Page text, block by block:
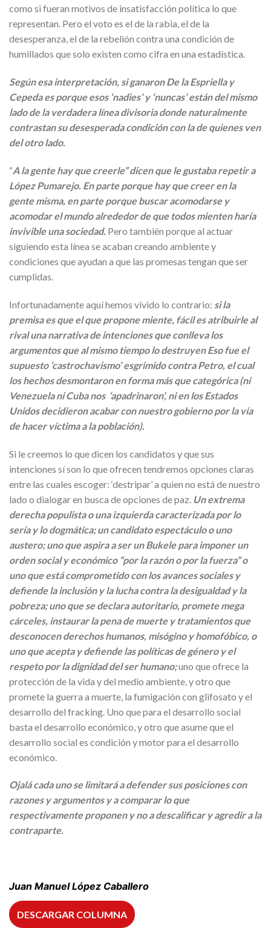
como si fueran motivos de insatisfacción política lo que
representan. Pero el voto es el de la rabia, el de la
desesperanza, el de la rebelión contra una condición de
humillados que solo existen como cifra en una estadística.
Según esa interpretación, si ganaron De la Espriella y
Cepeda es porque esos ‘nadies’ y ‘nuncas’ están del mismo
lado de la verdadera línea divisoria donde naturalmente
contrastan su desesperada condición con la de quienes ven
del otro lado.
“A la gente hay que creerle” dicen que le gustaba repetir a
López Pumarejo. En parte porque hay que creer en la
gente misma, en parte porque buscar acomodarse y
acomodar el mundo alrededor de que todos mienten haría
invivible una sociedad. Pero también porque al actuar
siguiendo esta línea se acaban creando ambiente y
condiciones que ayudan a que las promesas tengan que ser
cumplidas.
Infortunadamente aquí hemos vivido lo contrario: si la
premisa es que el que propone miente, fácil es atribuirle al
rival una narrativa de intenciones que conlleva los
argumentos que al mismo tiempo lo destruyen Eso fue el
supuesto ‘castrochavismo’ esgrimido contra Petro, el cual
los hechos desmontaron en forma más que categórica (ni
Venezuela ni Cuba nos ‘apadrinaron’, ni en los Estados
Unidos decidieron acabar con nuestro gobierno por la vía
de hacer víctima a la población).
Si le creemos lo que dicen los candidatos y que sus
intenciones sí son lo que ofrecen tendremos opciones claras
entre las cuales escoger: ‘destripar’ a quien no está de nuestro
lado o dialogar en busca de opciones de paz. Un extrema
derecha populista o una izquierda caracterizada por lo
sería y lo dogmática; un candidato espectáculo o uno
austero; uno que aspira a ser un Bukele para imponer un
orden social y económico “por la razón o por la fuerza” o
uno que está comprometido con los avances sociales y
defiende la inclusión y la lucha contra la desigualdad y la
pobreza; uno que se declara autoritario, promete mega
cárceles, instaurar la pena de muerte y tratamientos que
desconocen derechos humanos, misógino y homofóbico, o
uno que acepta y defiende las políticas de género y el
respeto por la dignidad del ser humano;uno que ofrece la
protección de la vida y del medio ambiente, y otro que
promete la guerra a muerte, la fumigación con glifosato y el
desarrollo del fracking. Uno que para el desarrollo social
basta el desarrollo económico, y otro que asume que el
desarrollo social es condición y motor para el desarrollo
económico.
Ojalá cada uno se limitará a defender sus posiciones con
razones y argumentos y a comparar lo que
respectivamente proponen y no a descalificar y agredir a la
contraparte.
Juan Manuel López Caballero
DESCARGAR COLUMNA